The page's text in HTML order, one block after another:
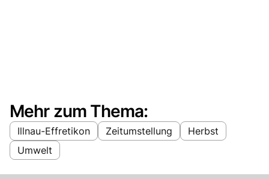
Mehr zum Thema:
Illnau-Effretikon Zeitumstellung
Herbst
Umwelt